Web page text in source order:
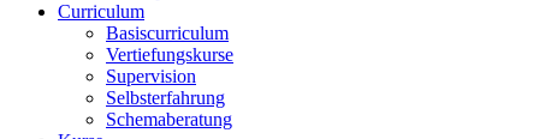
Curriculum
Basiscurriculum
Vertiefungskurse
Supervision
Selbsterfahrung
Schemaberatung